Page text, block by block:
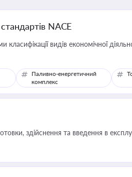
NACE
класифікації видів економічної
Паливно-енергетичний
комплекс
здійснення та введення в